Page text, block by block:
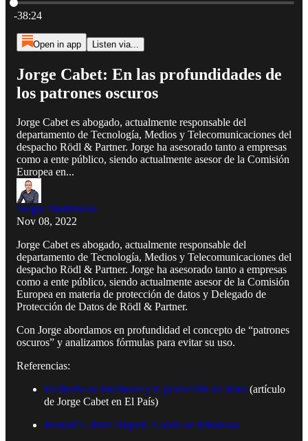
-38:24
Open in app Listen via...
Jorge Cabet: En las profundidades de
los patrones oscuros
Jorge Cabet es abogado, actualmente responsable del
departamento de Tecnología, Medios y Telecomunicaciones del
despacho Rödl & Partner. Jorge ha asesorado tanto a empresas
como a ente público, siendo actualmente asesor de la Comisión
Europea en...
Sergio Maldonado
Nov 08, 2022
Jorge Cabet es abogado, actualmente responsable del
departamento de Tecnología, Medios y Telecomunicaciones del
despacho Rödl & Partner. Jorge ha asesorado tanto a empresas
como a ente público, siendo actualmente asesor de la Comisión
Europea en materia de protección de datos y Delegado de
Protección de Datos de Rödl & Partner.
Con Jorge abordamos en profundidad el concepto de “patrones
oscuros” y analizamos fórmulas para evitar su uso.
Referencias:
El diseño de interfaces y la protección de datos (artículo
de Jorge Cabet en El País)
Honoré Gabriel Riqueti, Conde de Mirabeau